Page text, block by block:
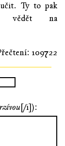
Ty to pak
vědět na
109722
[/i]):